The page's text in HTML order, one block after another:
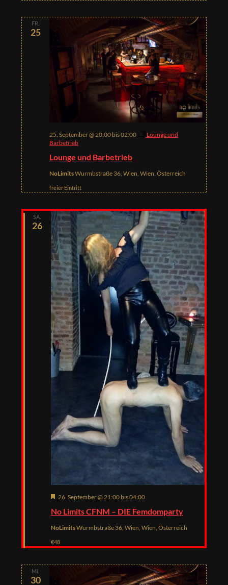
FR.
25
Lounge und Barbetrieb
25. September @ 20:00bis02:00
Lounge und
Barbetrieb
NoLimitsWurmbstraße 36, Wien, Wien, Österreich
freier Eintritt
SA.
26
No Limits CFNM – DIE Femdomparty
Hervorgehoben
26. September @ 21:00bis04:00
NoLimitsWurmbstraße 36, Wien, Wien, Österreich
€48
MI.
30